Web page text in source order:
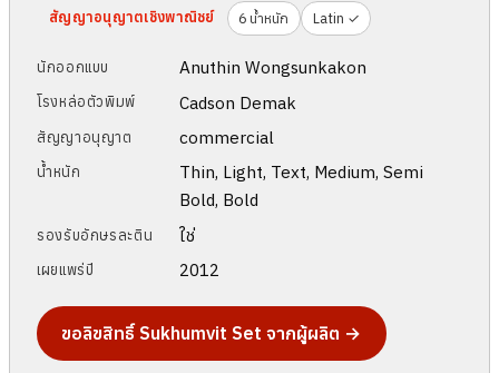
สัญญาอนุญาตเชิงพาณิชย์ 6 น้ำหนัก Latin ✓
นักออกแบบ Anuthin Wongsunkakon
โรงหล่อตัวพิมพ์ Cadson Demak
สัญญาอนุญาต commercial
น้ำหนัก
Thin, Light, Text, Medium, Semi
Bold, Bold
รองรับอักษรละติน ใช่
เผยแพร่ปี 2012
ขอลิขสิทธิ์ Sukhumvit Set จากผู้ผลิต →